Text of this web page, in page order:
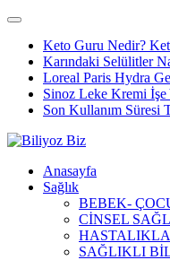
Keto Guru Nedir?
Karındaki Selülitler
Loreal Paris Hydra
Sinoz Leke Kremi İşe
Son Kullanım Süresi
Anasayfa
Sağlık
BEBEK-
CİNSEL
SAĞLIKLI